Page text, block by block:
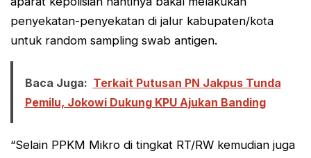
penyekatan-penyekatan di jalur kabupaten/kota
untuk random sampling swab antigen.
Baca Juga: Terkait Putusan PN Jakpus Tunda
Pemilu, Jokowi Dukung KPU Ajukan Banding
“Selain PPKM Mikro di tingkat RT/RW kemudian juga